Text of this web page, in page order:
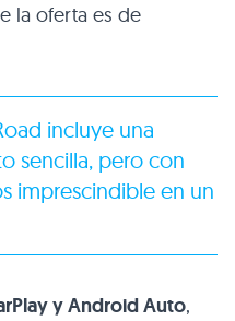
la oferta es de
incluye una
sencilla, pero con
imprescindible en un
y Android Auto,